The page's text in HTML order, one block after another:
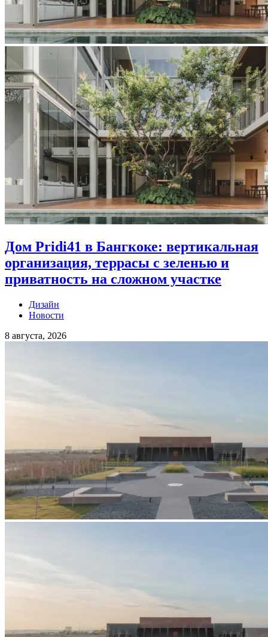
Дом Pridi41 в Бангкоке: вертикальная
организация, террасы с зеленью и
приватность на сложном участке
Дизайн
Новости
8 августа, 2026